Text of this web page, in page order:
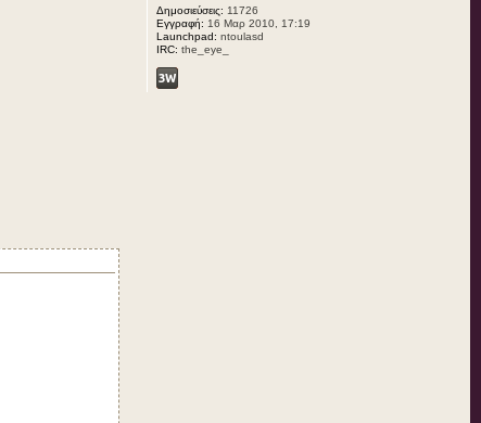
Δημοσιεύσεις: 11726
Εγγραφή: 16 Μαρ 2010, 17:19
Launchpad: ntoulasd
IRC: the_eye_